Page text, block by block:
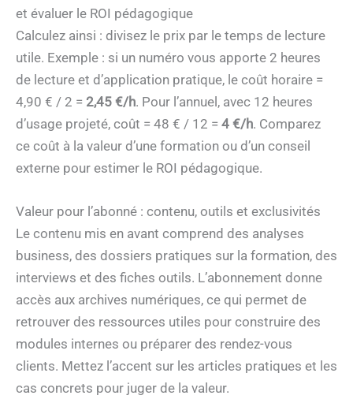
et évaluer le ROI pédagogique
Calculez ainsi : divisez le prix par le temps de lecture
utile. Exemple : si un numéro vous apporte 2 heures
de lecture et d’application pratique, le coût horaire =
4,90 € / 2 = 2,45 €/h. Pour l’annuel, avec 12 heures
d’usage projeté, coût = 48 € / 12 = 4 €/h. Comparez
ce coût à la valeur d’une formation ou d’un conseil
externe pour estimer le ROI pédagogique.
Valeur pour l’abonné : contenu, outils et exclusivités
Le contenu mis en avant comprend des analyses
business, des dossiers pratiques sur la formation, des
interviews et des fiches outils. L’abonnement donne
accès aux archives numériques, ce qui permet de
retrouver des ressources utiles pour construire des
modules internes ou préparer des rendez-vous
clients. Mettez l’accent sur les articles pratiques et les
cas concrets pour juger de la valeur.